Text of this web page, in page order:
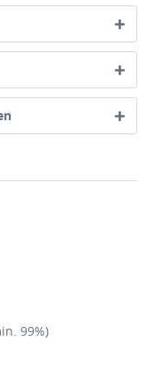
99%)